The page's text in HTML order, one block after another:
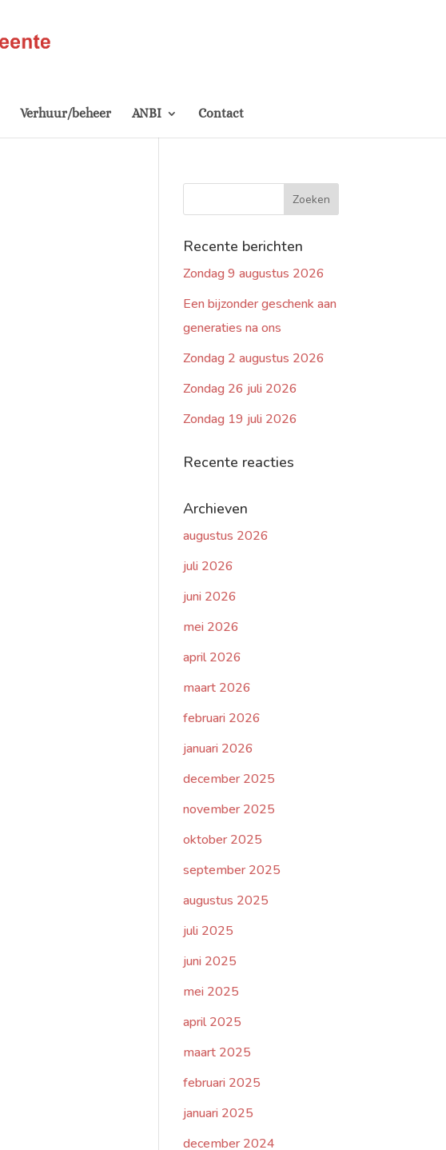
Verhuur/beheer ANBI Contact
Recente berichten
Zondag 9 augustus 2026
Een bijzonder geschenk aan
generaties na ons
Zondag 2 augustus 2026
Zondag 26 juli 2026
Zondag 19 juli 2026
Recente reacties
Archieven
augustus 2026
juli 2026
juni 2026
mei 2026
april 2026
maart 2026
februari 2026
januari 2026
december 2025
november 2025
oktober 2025
september 2025
augustus 2025
juli 2025
juni 2025
mei 2025
april 2025
maart 2025
februari 2025
januari 2025
december 2024